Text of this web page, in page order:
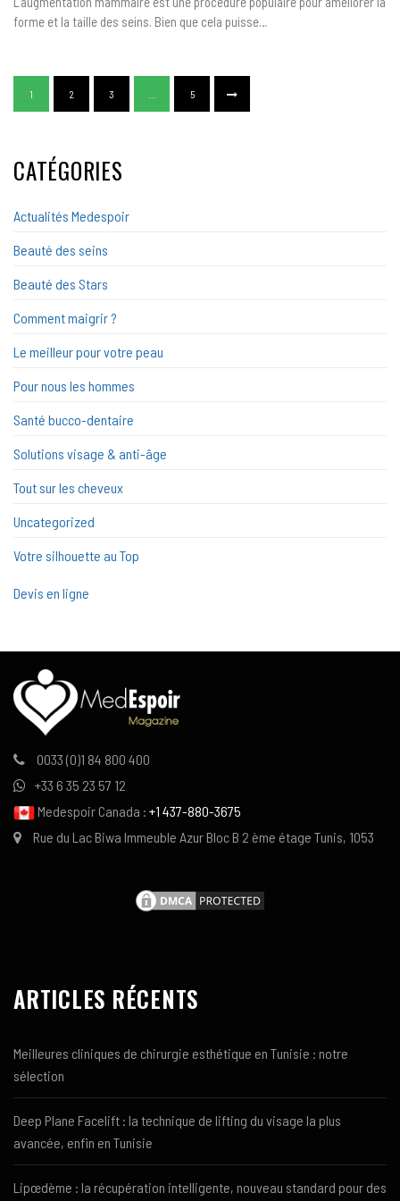
?
forme et la taille des seins. Bien que cela puisse…
1 2 3 5
CATÉGORIES
Actualités Medespoir
Beauté des seins
Beauté des Stars
Comment maigrir ?
Le meilleur pour votre peau
Pour nous les hommes
Santé bucco-dentaire
Solutions visage & anti-âge
Tout sur les cheveux
Uncategorized
Votre silhouette au Top
Devis en ligne
0033 (0)1 84 800 400
+33 6 35 23 57 12
Medespoir Canada : +1 437-880-3675
Rue du Lac Biwa Immeuble Azur Bloc B 2 ème étage Tunis, 1053
ARTICLES RÉCENTS
Meilleures cliniques de chirurgie esthétique en Tunisie : notre
sélection
Deep Plane Facelift : la technique de lifting du visage la plus
avancée, enfin en Tunisie
Lipœdème : la récupération intelligente, nouveau standard pour des